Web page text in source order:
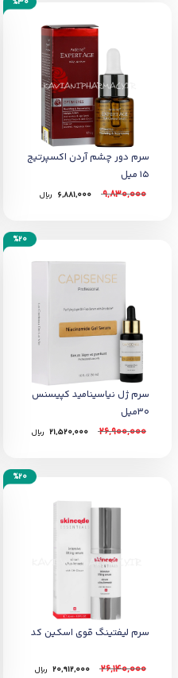
سرم دور چشم آردن اکسپرتیج
15 میل
9,830,000
6,881,000 ﷼
%20
سرم ژل نیاسینامید کپیسنس
30میل
26,900,000
21,520,000 ﷼
%20
سرم لیفتینگ قوی اسکین کد
26,140,000
20,912,000 ﷼